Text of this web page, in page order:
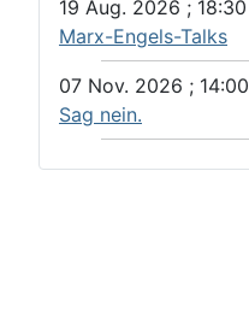
19 Aug. 2026 ; 18:30
Marx-Engels-Talks
07 Nov. 2026 ; 14:00
Sag nein.